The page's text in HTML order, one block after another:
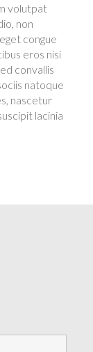
volutpat
non
congue
eros nisi
convallis
natoque
nascetur
lacinia